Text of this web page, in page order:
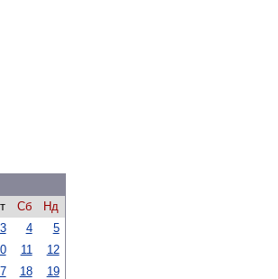
Сб
Нд
3 4
5
11
12
18
19